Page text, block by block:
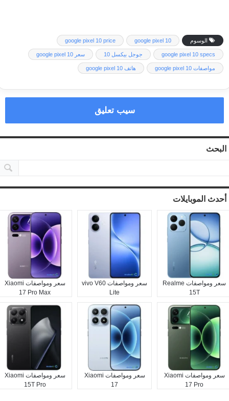
الوسوم google pixel 10
google pixel 10 price
google pixel 10 specs جوجل بيكسل 10 سعر google pixel 10
مواصفات google pixel 10 هاتف google pixel 10
سيب تعليق
البحث
أحدث الموبايلات
سعر ومواصفات Realme
15T
سعر ومواصفات vivo V60
Lite
سعر ومواصفات Xiaomi
17 Pro Max
سعر ومواصفات Xiaomi
17 Pro
سعر ومواصفات Xiaomi
17
سعر ومواصفات Xiaomi
15T Pro